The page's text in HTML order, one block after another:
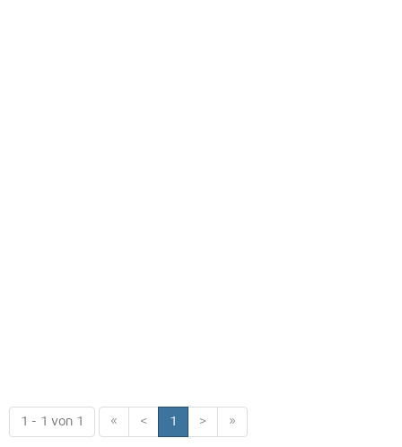
1 - 1 von 1 « < 1 > »